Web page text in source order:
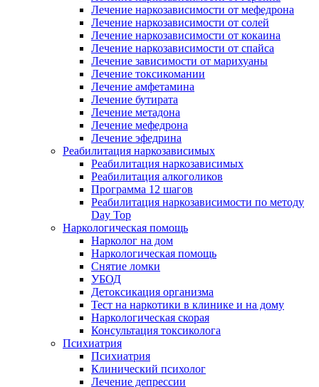
Лечение наркозависимости от мефедрона
Лечение наркозависимости от солей
Лечение наркозависимости от кокаина
Лечение наркозависимости от спайса
Лечение зависимости от марихуаны
Лечение токсикомании
Лечение амфетамина
Лечение бутирата
Лечение метадона
Лечение мефедрона
Лечение эфедрина
Реабилитация наркозависимых
Реабилитация наркозависимых
Реабилитация алкоголиков
Программа 12 шагов
Реабилитация наркозависимости по методу
Day Top
Наркологическая помощь
Нарколог на дом
Наркологическая помощь
Снятие ломки
УБОД
Детоксикация организма
Тест на наркотики в клинике и на дому
Наркологическая скорая
Консультация токсиколога
Психиатрия
Психиатрия
Клинический психолог
Лечение депрессии